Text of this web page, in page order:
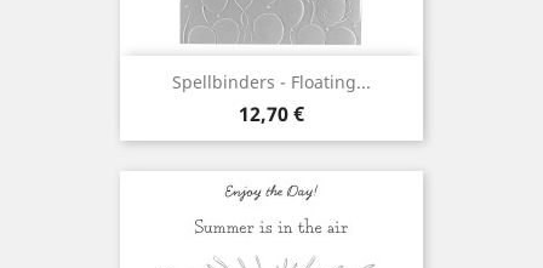
Spellbinders - Floating...
Prix
12,70 €